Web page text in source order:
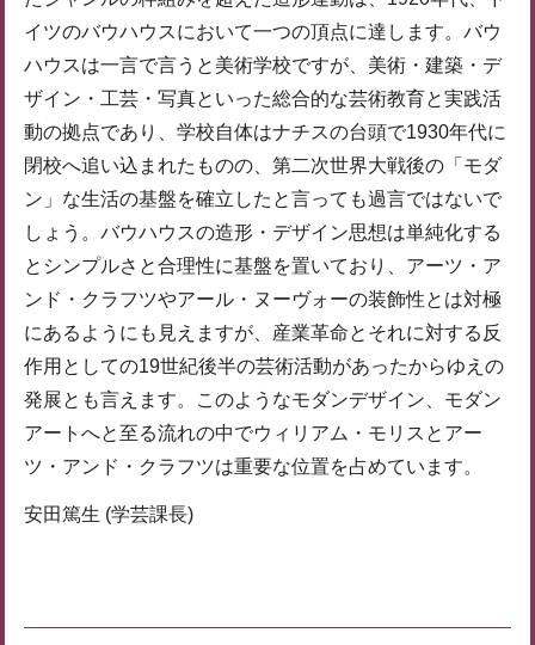
イツのバウハウスにおいて一つの頂点に達します。バウ
ハウスは一言で言うと美術学校ですが、美術・建築・デ
ザイン・工芸・写真といった総合的な芸術教育と実践活
動の拠点であり、学校自体はナチスの台頭で1930年代に
閉校へ追い込まれたものの、第二次世界大戦後の「モダ
ン」な生活の基盤を確立したと言っても過言ではないで
しょう。バウハウスの造形・デザイン思想は単純化する
とシンプルさと合理性に基盤を置いており、アーツ・ア
ンド・クラフツやアール・ヌーヴォーの装飾性とは対極
にあるようにも見えますが、産業革命とそれに対する反
作用としての19世紀後半の芸術活動があったからゆえの
発展とも言えます。このようなモダンデザイン、モダン
アートへと至る流れの中でウィリアム・モリスとアー
ツ・アンド・クラフツは重要な位置を占めています。
安田篤生 (学芸課長)